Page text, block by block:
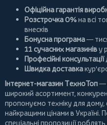
Офіційна гарантія
Розстрочка 0%на всі
внесків
Бонусна програма—
11 сучасних магазиніву
Професійні консультації
Швидка доставка
Інтернет-магазин ТехноТоп—
широкий асортимент,
пропонуємо техніку для дому,
найкращими цінами в Україні.
спеціальні пропозиції